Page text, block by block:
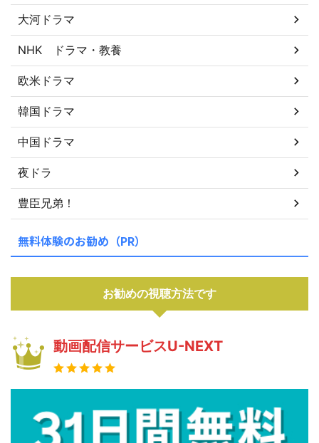
大河ドラマ
NHK ドラマ・教養
欧米ドラマ
韓国ドラマ
中国ドラマ
夜ドラ
豊臣兄弟！
無料体験のお勧め（PR）
お勧めの視聴方法です
動画配信サービスU-NEXT